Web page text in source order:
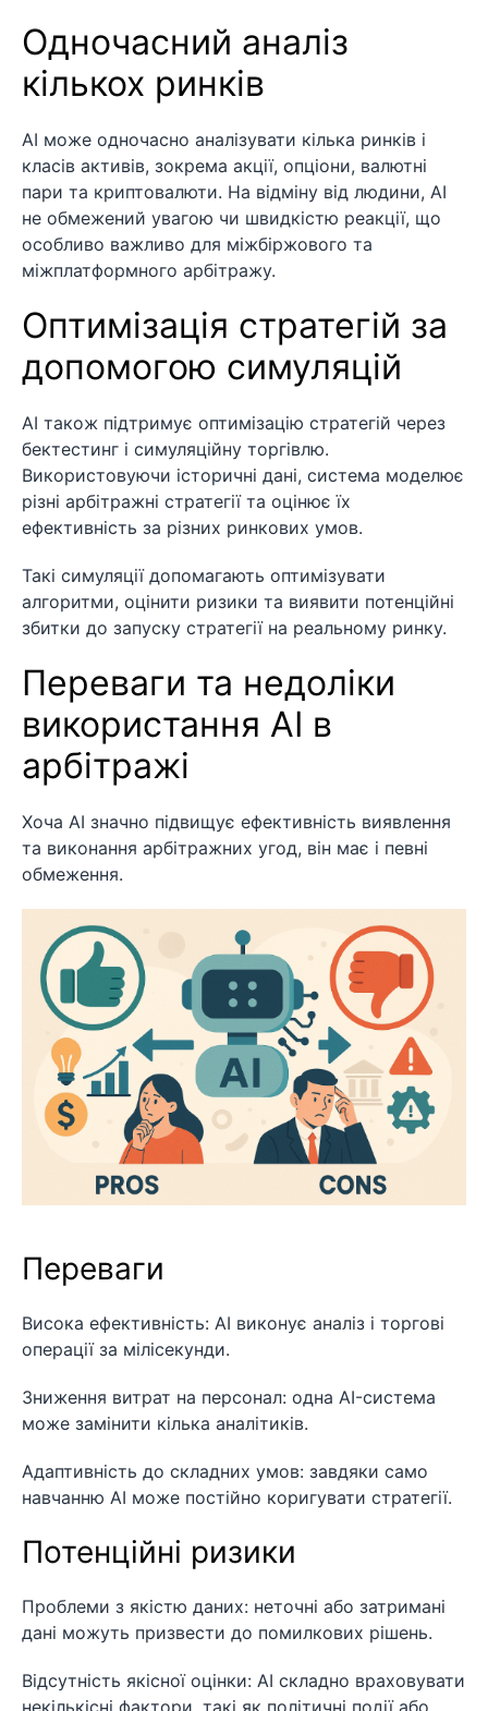
Одночасний аналіз
кількох ринків
AI може одночасно аналізувати кілька ринків і
класів активів, зокрема акції, опціони, валютні
пари та криптовалюти. На відміну від людини, AI
не обмежений увагою чи швидкістю реакції, що
особливо важливо для міжбіржового та
міжплатформного арбітражу.
Оптимізація стратегій за
допомогою симуляцій
AI також підтримує оптимізацію стратегій через
бектестинг і симуляційну торгівлю.
Використовуючи історичні дані, система моделює
різні арбітражні стратегії та оцінює їх
ефективність за різних ринкових умов.
Такі симуляції допомагають оптимізувати
алгоритми, оцінити ризики та виявити потенційні
збитки до запуску стратегії на реальному ринку.
Переваги та недоліки
використання AI в
арбітражі
Хоча AI значно підвищує ефективність виявлення
та виконання арбітражних угод, він має і певні
обмеження.
Переваги
Висока ефективність: AI виконує аналіз і торгові
операції за мілісекунди.
Зниження витрат на персонал: одна AI-система
може замінити кілька аналітиків.
Адаптивність до складних умов: завдяки само
навчанню AI може постійно коригувати стратегії.
Потенційні ризики
Проблеми з якістю даних: неточні або затримані
дані можуть призвести до помилкових рішень.
Відсутність якісної оцінки: AI складно враховувати
некількісні фактори, такі як політичні події або